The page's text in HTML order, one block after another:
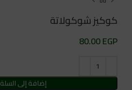
كوكيز شوكولاتة
EGP
إضافة إلى السلة